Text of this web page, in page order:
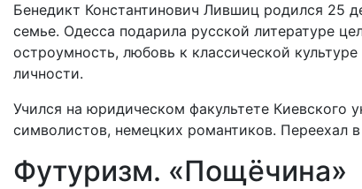
Бенедикт Константинович Лившиц родился 25
семье. Одесса подарила русской литературе
остроумность, любовь к классической
личности.
Учился на юридическом факультете Киевского
символистов, немецких романтиков. Переехал
Футуризм. «Пощёчина»